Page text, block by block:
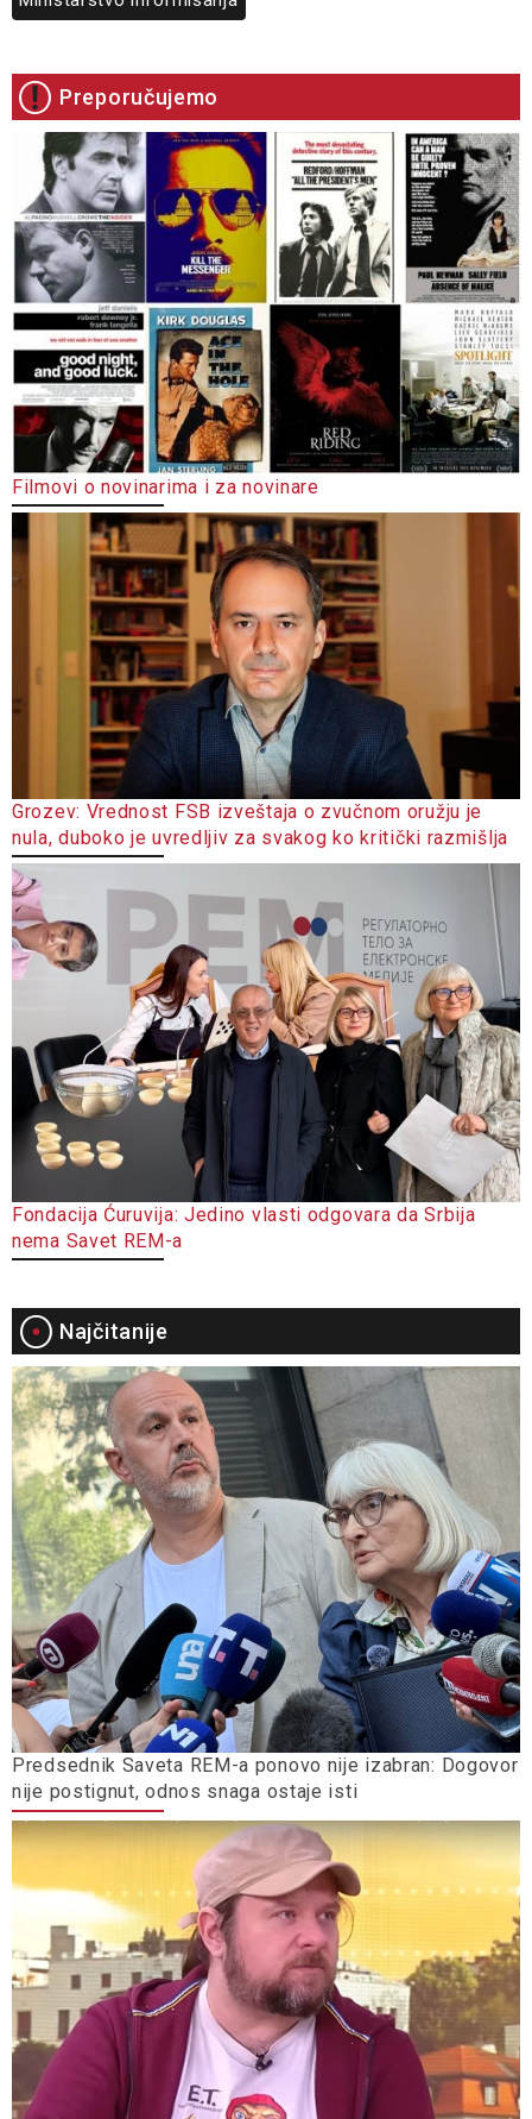
Preporučujemo
Filmovi o novinarima i za novinare
Grozev: Vrednost FSB izveštaja o zvučnom oružju je
nula, duboko je uvredljiv za svakog ko kritički razmišlja
Fondacija Ćuruvija: Jedino vlasti odgovara da Srbija
nema Savet REM-a
Najčitanije
Predsednik Saveta REM-a ponovo nije izabran: Dogovor
nije postignut, odnos snaga ostaje isti